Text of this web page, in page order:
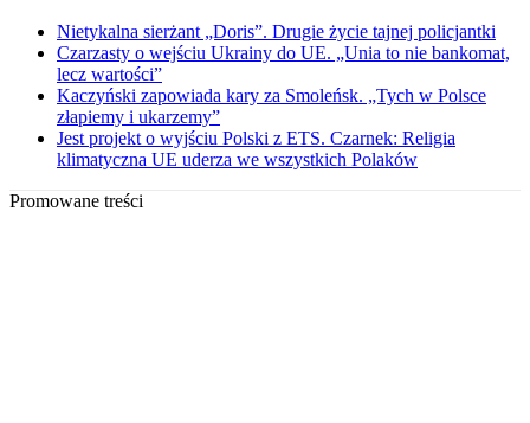
Nietykalna sierżant „Doris”. Drugie życie tajnej policjantki
Czarzasty o wejściu Ukrainy do UE. „Unia to nie bankomat,
lecz wartości”
Kaczyński zapowiada kary za Smoleńsk. „Tych w Polsce
złapiemy i ukarzemy”
Jest projekt o wyjściu Polski z ETS. Czarnek: Religia
klimatyczna UE uderza we wszystkich Polaków
Promowane treści